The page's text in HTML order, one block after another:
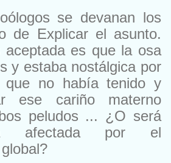
se devanan los
de Explicar el asunto.
es que la osa
y estaba nostálgica por
que no había tenido y
ese cariño materno
peludos ... ¿O será
afectada por el